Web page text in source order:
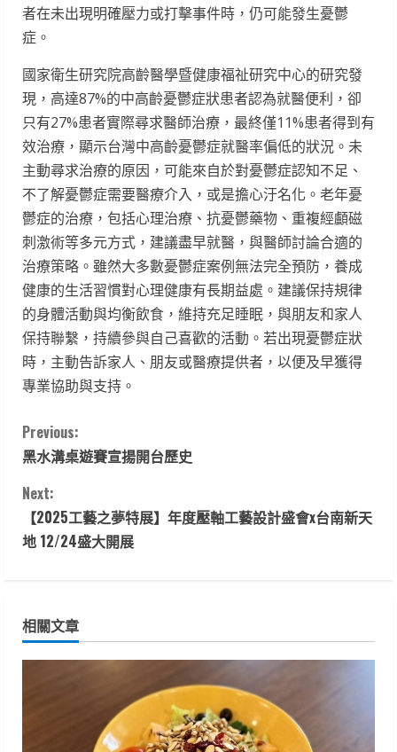
者在未出現明確壓力或打擊事件時，仍可能發生憂鬱
症。
國家衛生研究院高齡醫學暨健康福祉研究中心的研究發
現，高達87%的中高齡憂鬱症狀患者認為就醫便利，卻
只有27%患者實際尋求醫師治療，最終僅11%患者得到有
效治療，顯示台灣中高齡憂鬱症就醫率偏低的狀況。未
主動尋求治療的原因，可能來自於對憂鬱症認知不足、
不了解憂鬱症需要醫療介入，或是擔心汙名化。老年憂
鬱症的治療，包括心理治療、抗憂鬱藥物、重複經顱磁
刺激術等多元方式，建議盡早就醫，與醫師討論合適的
治療策略。雖然大多數憂鬱症案例無法完全預防，養成
健康的生活習慣對心理健康有長期益處。建議保持規律
的身體活動與均衡飲食，維持充足睡眠，與朋友和家人
保持聯繫，持續參與自己喜歡的活動。若出現憂鬱症狀
時，主動告訴家人、朋友或醫療提供者，以便及早獲得
專業協助與支持。
C
o
n
t
n
u
Previous:
黑水溝桌遊賽宣揚開台歷史
Next:
【2025工藝之夢特展】年度壓軸工藝設計盛會x台南新天
地 12/24盛大開展
相關文章